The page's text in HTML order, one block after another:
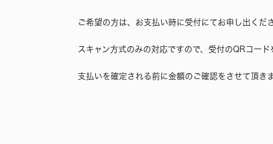
ご希望の方は、お支払い時に受付にてお申し出くだ
スキャン方式のみの対応ですので、受付のQRコード
支払いを確定される前に金額のご確認をさせて頂き